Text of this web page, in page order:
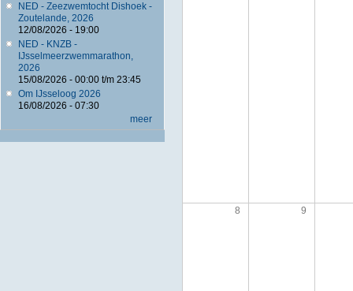
NED - Zeezwemtocht Dishoek -
Zoutelande, 2026
12/08/2026 - 19:00
NED - KNZB -
IJsselmeerzwemmarathon,
2026
15/08/2026 - 00:00t/m 23:45
Om IJsseloog 2026
16/08/2026 - 07:30
meer
8 9